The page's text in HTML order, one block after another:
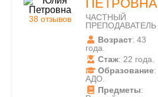
38 отзывов
ПЕТРОВНА
ЧАСТНЫЙ
ПРЕПОДАВАТЕЛЬ
Возраст: 43
года.
Стаж: 22 года.
Образование:
АДО.
Предметы: